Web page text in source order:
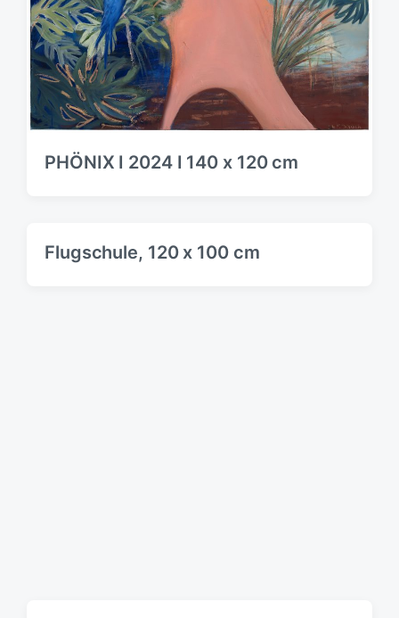
PHÖNIX I 2024 I 140 x 120 cm
Flugschule, 120 x 100 cm